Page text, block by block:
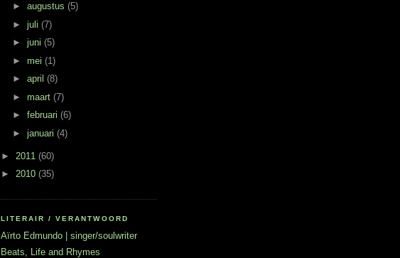
► augustus (5)
► juli (7)
► juni (5)
► mei (1)
► april (8)
► maart (7)
► februari (6)
► januari (4)
► 2011 (60)
► 2010 (35)
LITERAIR / VERANTWOORD
Aïrto Edmundo | singer/soulwriter
Beats, Life and Rhymes